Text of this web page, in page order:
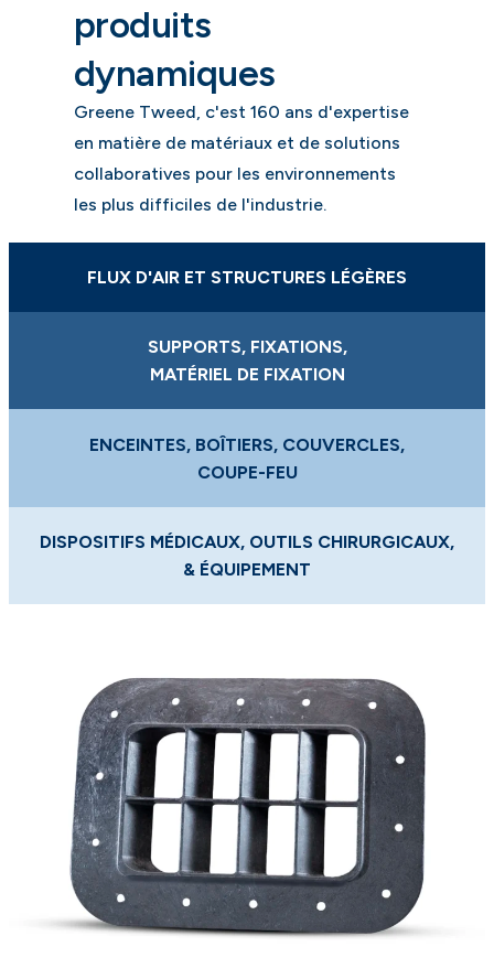
produits
dynamiques
Greene Tweed, c'est 160 ans d'expertise
en matière de matériaux et de solutions
collaboratives pour les environnements
les plus difficiles de l'industrie.
FLUX D'AIR ET STRUCTURES LÉGÈRES
SUPPORTS, FIXATIONS,
MATÉRIEL DE FIXATION
ENCEINTES, BOÎTIERS, COUVERCLES,
COUPE-FEU
DISPOSITIFS MÉDICAUX, OUTILS CHIRURGICAUX,
& ÉQUIPEMENT